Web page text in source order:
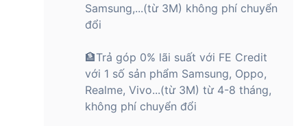
Samsung,...(từ 3M) không phí chuyển
đổi
🏦Trả góp 0% lãi suất với FE Credit
với 1 số sản phẩm Samsung, Oppo,
Realme, Vivo...(từ 3M) từ 4-8 tháng,
không phí chuyển đổi